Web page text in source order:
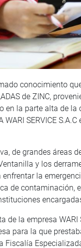
conocimiento
de ZINC,
en la parte alta de
SERVICE
de grandes áreas
y los
la
de contaminación,
la empresa WARI
para la que
Fiscalía